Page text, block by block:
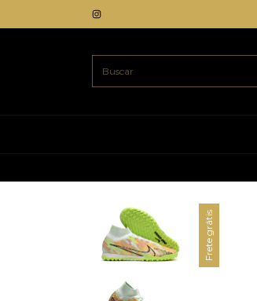
Frete grátis